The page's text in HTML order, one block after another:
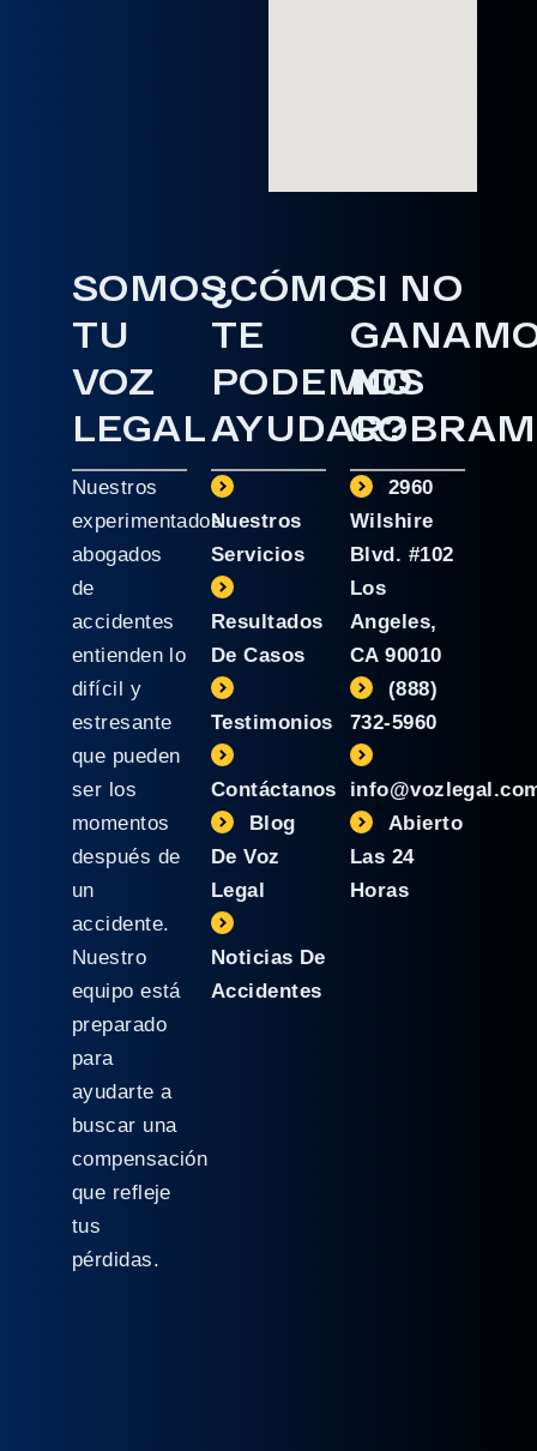
SOMOS
TU
VOZ
LEGAL
Nuestros
experimentados
abogados
de
accidentes
entienden lo
difícil y
estresante
que pueden
ser los
momentos
después de
un
accidente.
Nuestro
equipo está
preparado
para
ayudarte a
buscar una
compensación
que refleje
tus
pérdidas.
¿CÓMO
TE
PODEMOS
AYUDAR?
Nuestros
Servicios
Resultados
De Casos
Testimonios
Contáctanos
Blog
De Voz
Legal
Noticias De
Accidentes
SI NO
NO
2960
Wilshire
Blvd. #102
Los
Angeles,
CA 90010
(888)
732-5960
Abierto
Las 24
Horas